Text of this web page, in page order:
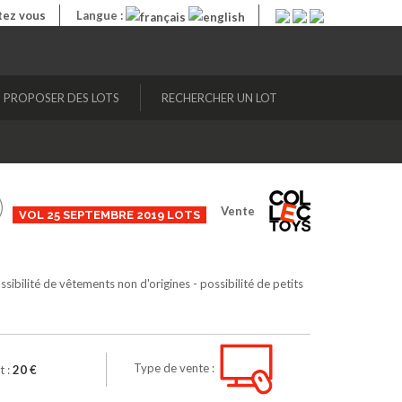
vous Langue :
PROPOSER DES LOTS RECHERCHER UN LOT
Vente
VOL 25 SEPTEMBRE 2019 LOTS
de vêtements non d'origines - possibilité de petits
:20 € Type de vente :